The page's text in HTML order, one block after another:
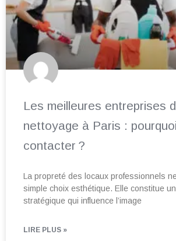
Les meilleures entreprises
nettoyage à Paris :
contacter ?
La propreté des locaux professionnels
simple choix esthétique. Elle constitue
stratégique qui influence l’image
LIRE PLUS »